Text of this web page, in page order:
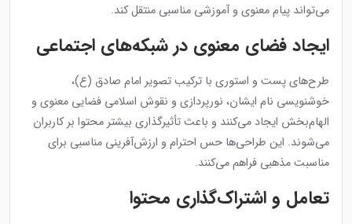
می‌تواند پیام معنوی و آموزشی مناسبی منتقل کند.
ایجاد فضای معنوی در شبکه‌های اجتماعی
طرح‌های پست و استوری با ترکیب تصویر امام صادق (ع)،
خوشنویسی نام ایشان، نورپردازی و نقوش اسلامی فضایی معنوی و
الهام‌بخش ایجاد می‌کنند و باعث تأثیرگذاری بیشتر محتوا بر کاربران
می‌شوند. این طراحی‌ها حس احترام و ارزش‌آفرینی مناسبی برای
مناسبت مذهبی فراهم می‌کنند.
تعامل و اشتراک‌گذاری محتوا